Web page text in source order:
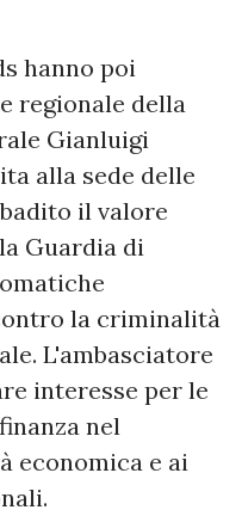
hanno poi
regionale della
Gianluigi
alla sede delle
il valore
Guardia di
la criminalità
L'ambasciatore
interesse per le
nel
economica e ai